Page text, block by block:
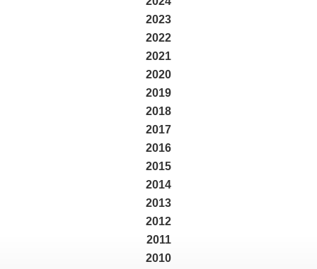
2023
2022
2021
2020
2019
2018
2017
2016
2015
2014
2013
2012
2011
2010